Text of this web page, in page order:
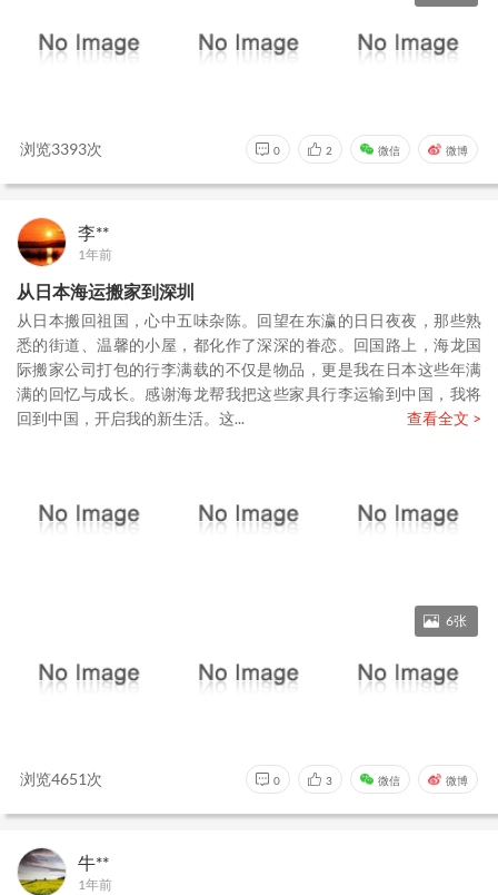
浏览3393次 0 2 微信 微博
李**
1年前
从日本海运搬家到深圳
从日本搬回祖国，心中五味杂陈。回望在东瀛的日日夜夜，那些熟
悉的街道、温馨的小屋，都化作了深深的眷恋。回国路上，海龙国
际搬家公司打包的行李满载的不仅是物品，更是我在日本这些年满
满的回忆与成长。感谢海龙帮我把这些家具行李运输到中国，我将
回到中国，开启我的新生活。这...
查看全文 >
6张
浏览4651次 0 3 微信 微博
牛**
1年前